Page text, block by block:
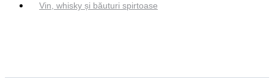
Vin, whisky și băuturi spirtoase